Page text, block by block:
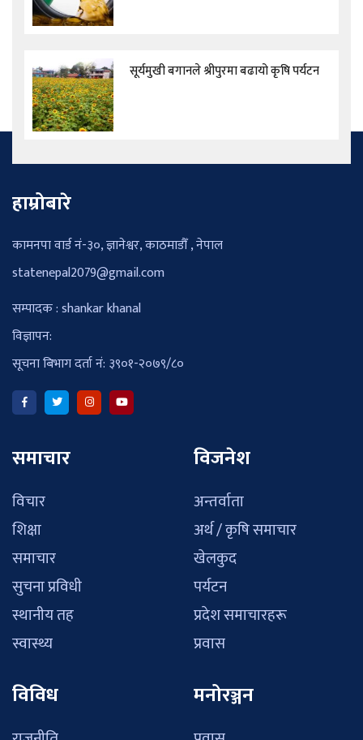
सूर्यमुखी बगानले श्रीपुरमा बढायो कृषि पर्यटन
हाम्रोबारे
कामनपा वार्ड नं-३०, ज्ञानेश्वर, काठमाडौँ , नेपाल
statenepal2079@gmail.com
सम्पादक : shankar khanal
विज्ञापन:
सूचना बिभाग दर्ता नं: ३९०१-२०७९/८०
समाचार
विचार
शिक्षा
समाचार
सुचना प्रविधी
स्थानीय तह
स्वास्थ्य
विजनेश
अन्तर्वाता
अर्थ / कृषि समाचार
खेलकुद
पर्यटन
प्रदेश समाचारहरू
प्रवास
विविध मनोरञ्जन